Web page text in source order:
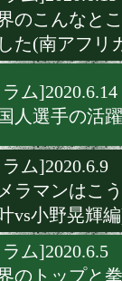
[コラム
vs源大輝)
[コラム
世界のこん
ました(南ア
[コラム